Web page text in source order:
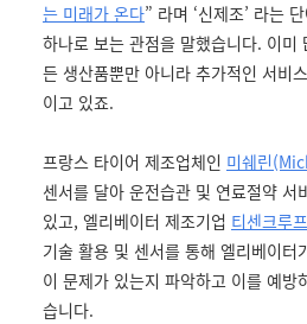
는 미래가 온다” 라며 ‘신제조’ 라는
하나로 보는 관점을 말했습니다. 이미
든 생산품뿐만 아니라 추가적인 서비
이고 있죠.
프랑스 타이어 제조업체인 미쉐린
센서를 달아 운전습관 및 연료절약 서
있고, 엘리베이터 제조기업 티센크루
기술 활용 및 센서를 통해 엘리베이터
이 문제가 있는지 파악하고 이를 예방
습니다.